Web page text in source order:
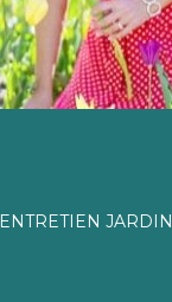
ENTRETIEN JARDIN